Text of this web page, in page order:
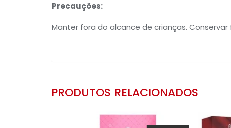
Precauções:
Manter fora do alcance de crianças.
PRODUTOS RELACIONADOS